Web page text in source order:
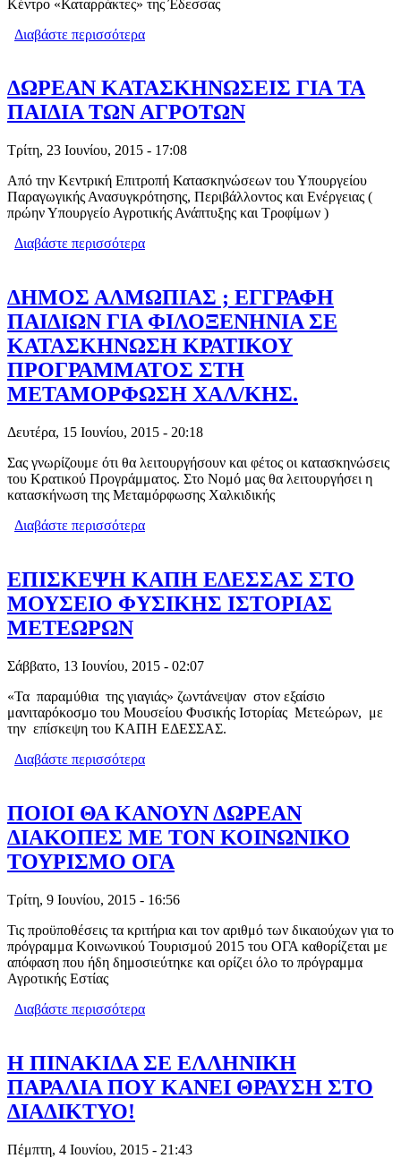
Κέντρο «Καταρράκτες» της Έδεσσας
Διαβάστε περισσότερα
PHOTO)
ΔΩΡΕΑΝ ΚΑΤΑΣΚΗΝΩΣΕΙΣ ΓΙΑ ΤΑ
ΠΑΙΔΙΑ ΤΩΝ ΑΓΡΟΤΩΝ
Τρίτη, 23 Ιουνίου, 2015 - 17:08
Από την Κεντρική Επιτροπή Κατασκηνώσεων του Υπουργείου
Παραγωγικής Ανασυγκρότησης, Περιβάλλοντος και Ενέργειας (
πρώην Υπουργείο Αγροτικής Ανάπτυξης και Τροφίμων )
Διαβάστε περισσότερα
ΔΗΜΟΣ ΑΛΜΩΠΙΑΣ ; ΕΓΓΡΑΦΗ
ΠΑΙΔΙΩΝ ΓΙΑ ΦΙΛΟΞΕΝΗΝΙΑ ΣΕ
ΚΑΤΑΣΚΗΝΩΣΗ ΚΡΑΤΙΚΟΥ
ΠΡΟΓΡΑΜΜΑΤΟΣ ΣΤΗ
ΜΕΤΑΜΟΡΦΩΣΗ ΧΑΛ/ΚΗΣ.
Δευτέρα, 15 Ιουνίου, 2015 - 20:18
Σας γνωρίζουμε ότι θα λειτουργήσουν και φέτος οι κατασκηνώσεις
του Κρατικού Προγράμματος. Στο Νομό μας θα λειτουργήσει η
κατασκήνωση της Μεταμόρφωσης Χαλκιδικής
Διαβάστε περισσότερα
ΠΡΟΓΡΑΜΜΑΤΟΣ ΣΤΗ
ΜΕΤΑΜΟΡΦΩΣΗ ΧΑΛ/ΚΗΣ.
ΕΠΙΣΚΕΨΗ ΚΑΠΗ ΕΔΕΣΣΑΣ ΣΤΟ
ΜΟΥΣΕΙΟ ΦΥΣΙΚΗΣ ΙΣΤΟΡΙΑΣ
ΜΕΤΕΩΡΩΝ
Σάββατο, 13 Ιουνίου, 2015 - 02:07
«Τα παραμύθια της γιαγιάς» ζωντάνεψαν στον εξαίσιο
μανιταρόκοσμο του Μουσείου Φυσικής Ιστορίας Μετεώρων, με
την επίσκεψη του ΚΑΠΗ ΕΔΕΣΣΑΣ.
Διαβάστε περισσότερα
ΠΟΙΟΙ ΘΑ ΚΑΝΟΥΝ ΔΩΡΕΑΝ
ΔΙΑΚΟΠΕΣ ΜΕ ΤΟΝ ΚΟΙΝΩΝΙΚΟ
ΤΟΥΡΙΣΜΟ ΟΓΑ
Τρίτη, 9 Ιουνίου, 2015 - 16:56
Τις προϋποθέσεις τα κριτήρια και τον αριθμό των δικαιούχων για το
πρόγραμμα Κοινωνικού Τουρισμού 2015 του ΟΓΑ καθορίζεται με
απόφαση που ήδη δημοσιεύτηκε και ορίζει όλο το πρόγραμμα
Αγροτικής Εστίας
Διαβάστε περισσότερα
Η ΠΙΝΑΚΙΔΑ ΣΕ ΕΛΛΗΝΙΚΗ
ΠΑΡΑΛΙΑ ΠΟΥ ΚΑΝΕΙ ΘΡΑΥΣΗ ΣΤΟ
ΔΙΑΔΙΚΤΥΟ!
Πέμπτη, 4 Ιουνίου, 2015 - 21:43